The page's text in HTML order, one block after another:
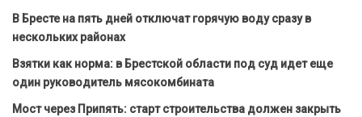
В Бресте на пять дней отключат горячую воду сразу в
нескольких районах
Взятки как норма: в Брестской области под суд идет еще
один руководитель мясокомбината
Мост через Припять: старт строительства должен закрыть